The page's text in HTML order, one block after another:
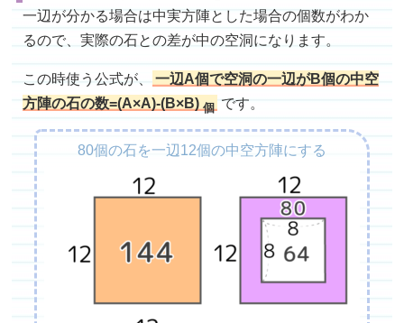
一辺が分かる場合は中実方陣とした場合の個数がわか
るので、実際の石との差が中の空洞になります。
この時使う公式が、
一辺A個で空洞の一辺がB個の中空
方陣の石の数=(A×A)-(B×B) 個 です。
80個の石を一辺12個の中空方陣にする